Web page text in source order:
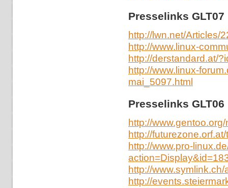
Presselinks GLT07
http://lwn.net/Articles/
http://www.linux-
http://derstandard.at/
http://www.linux-
mai_5097.html
Presselinks GLT06
http://
http://
http://www.pro-
http://
http://